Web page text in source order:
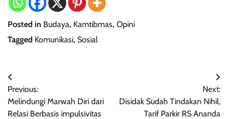
Posted in Budaya, Kamtibmas, Opini
Tagged Komunikasi, Sosial
Navigasi
pos
Previous:
Melindungi Marwah Diri dari
Relasi Berbasis impulsivitas
Next:
Disidak Sudah Tindakan Nihil,
Tarif Parkir RS Ananda